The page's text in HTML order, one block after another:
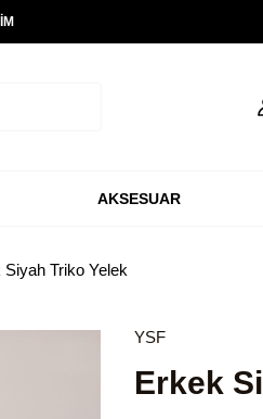
AKSESUAR
Siyah Triko Yelek
YSF
Erkek